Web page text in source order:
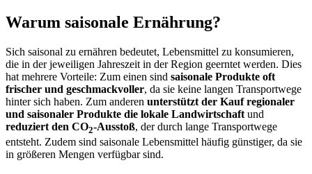
Warum saisonale Ernährung?
Sich saisonal zu ernähren bedeutet, Lebensmittel zu konsumieren,
die in der jeweiligen Jahreszeit in der Region geerntet werden. Dies
hat mehrere Vorteile: Zum einen sind saisonale Produkte oft
frischer und geschmackvoller, da sie keine langen Transportwege
hinter sich haben. Zum anderen unterstützt der Kauf regionaler
und saisonaler Produkte die lokale Landwirtschaft und
reduziert den CO2-Ausstoß, der durch lange Transportwege
entsteht. Zudem sind saisonale Lebensmittel häufig günstiger, da sie
in größeren Mengen verfügbar sind.